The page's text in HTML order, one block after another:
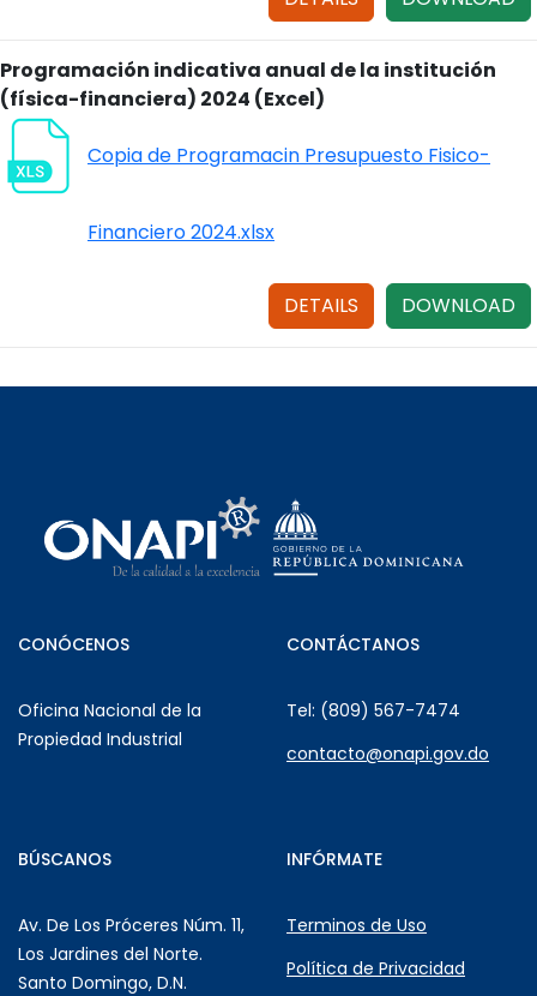
Programación indicativa anual de la institución
(física-financiera) 2024 (Excel)
Copia de Programacin Presupuesto Fisico-
Financiero 2024.xlsx
DOWNLOAD
DETAILS
CONÓCENOS
Oficina Nacional de la
Propiedad Industrial
CONTÁCTANOS
Tel: (809) 567-7474
contacto@onapi.gov.do
BÚSCANOS
Av. De Los Próceres Núm. 11,
Los Jardines del Norte.
Santo Domingo, D.N.
INFÓRMATE
Terminos de Uso
Política de Privacidad